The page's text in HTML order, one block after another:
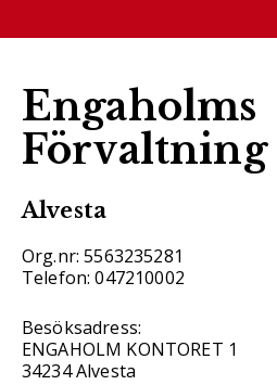
Engaholms
Förvaltning
Alvesta
Org.nr: 5563235281
Telefon: 047210002
Besöksadress:
ENGAHOLM KONTORET 1
34234 Alvesta